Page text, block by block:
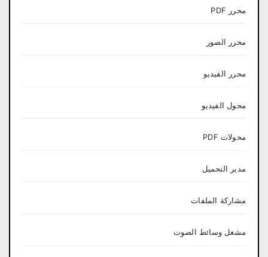
محرر PDF
محرر الصور
محرر الفيديو
محول الفيديو
محولات PDF
مدير التحميل
مشاركة الملفات
مشغل وسائط الصوت